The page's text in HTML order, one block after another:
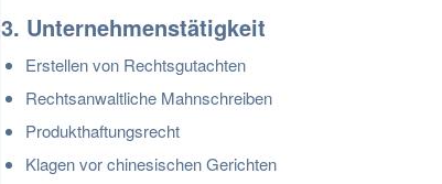
3. Unternehmenstätigkeit
Erstellen von Rechtsgutachten
Rechtsanwaltliche Mahnschreiben
Produkthaftungsrecht
Klagen vor chinesischen Gerichten